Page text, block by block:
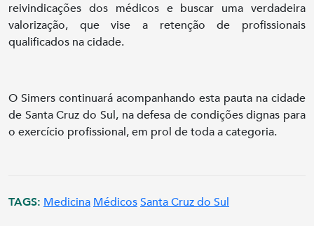
reivindicações dos médicos e buscar uma verdadeira
valorização, que vise a retenção de profissionais
qualificados na cidade.
O Simers continuará acompanhando esta pauta na cidade
de Santa Cruz do Sul, na defesa de condições dignas para
o exercício profissional, em prol de toda a categoria.
TAGS: Medicina MédicosSanta Cruz do Sul